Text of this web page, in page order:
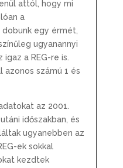
attól, hogy mi
a
egy érmét,
ugyanannyi
igaz a REG-re is.
azonos számú 1 és
az 2001.
időszakban, és
ugyanebben az
ek sokkal
kezdtek